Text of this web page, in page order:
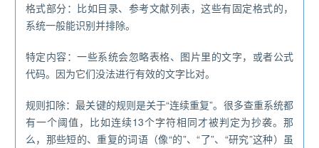
格式部分：比如目录、参考文献列表，这些有固定格式的，
系统一般能识别并排除。
特定内容：一些系统会忽略表格、图片里的文字，或者公式
代码。因为它们没法进行有效的文字比对。
规则扣除：最关键的规则是关于“连续重复”。很多查重系统都
有一个阈值，比如连续13个字符相同才被判定为抄袭。那
么，那些短的、重复的词语（像“的”、“了”、“研究”这种）虽